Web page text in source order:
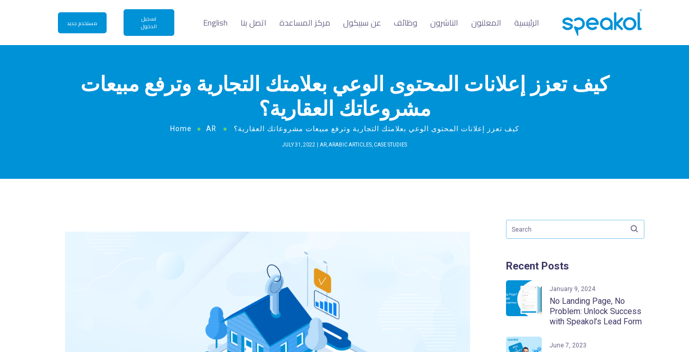
مستخدم جديد تسجيل
الدخول English اتصل بنا مركز المساعدة عن سبيكول وظائف الناشرون المعلنون الرئيسية
كيف تعزز إعلانات المحتوى الوعي بعلامتك التجارية وترفع مبيعات
مشروعاتك العقارية؟
Home AR كيف تعزز إعلانات المحتوى الوعي بعلامتك التجارية وترفع مبيعات مشروعاتك العقارية؟
JULY 31, 2022 AR ARABIC ARTICLES CASE STUDIES
Recent Posts
January 9, 2024
No Landing Page, No
Problem: Unlock Success
with Speakol’s Lead Form
June 7, 2023